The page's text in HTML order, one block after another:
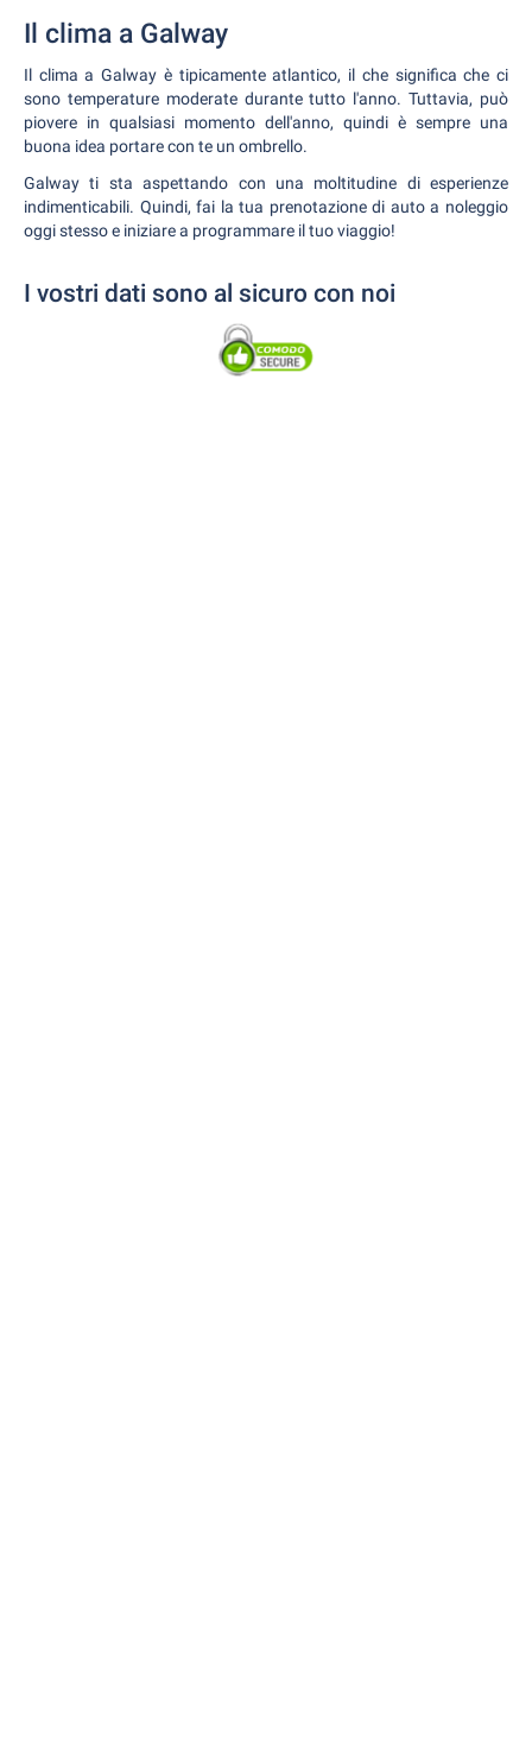
Il clima a Galway
Il clima a Galway è tipicamente atlantico, il che significa che ci
sono temperature moderate durante tutto l'anno. Tuttavia, può
piovere in qualsiasi momento dell'anno, quindi è sempre una
buona idea portare con te un ombrello.
Galway ti sta aspettando con una moltitudine di esperienze
indimenticabili. Quindi, fai la tua prenotazione di auto a noleggio
oggi stesso e iniziare a programmare il tuo viaggio!
I vostri dati sono al sicuro con noi